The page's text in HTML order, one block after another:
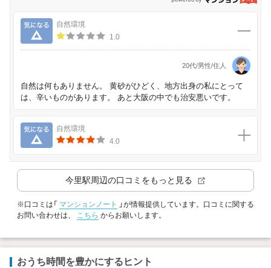
気になる
自然環境
1.0
20代/男性/住人
自然は何もありません。 黄砂がひどく、地方出身の私にとって
は、辛いものがあります。 あと大阪の中でも治安悪いです。
気になる
自然環境
4.0
今里駅周辺の口コミをもっと見る
※口コミは「 マンションノート
」が情報提供しています。口コミに関する
お問い合わせは、 こちら からお願いします。
おうち時間を豊かにするヒント